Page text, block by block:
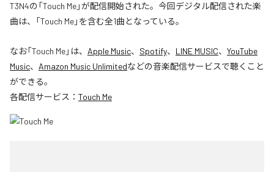
T3N4の「Touch Me」が配信開始された。今回デジタル配信された楽
曲は、「Touch Me」を含む全1曲となっている。
なお「Touch Me」は、 Apple Music、 Spotify、 LINE MUSIC、 YouTube
Music、 Amazon Music Unlimitedなどの音楽配信サービスで聴くこと
ができる。
各配信サービス： Touch Me